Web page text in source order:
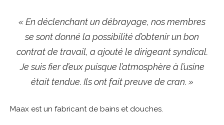
« En déclenchant un débrayage, nos membres
se sont donné la possibilité d’obtenir un bon
contrat de travail, a ajouté le dirigeant syndical.
Je suis fier d’eux puisque l’atmosphère à l’usine
était tendue. Ils ont fait preuve de cran. »
Maax est un fabricant de bains et douches.